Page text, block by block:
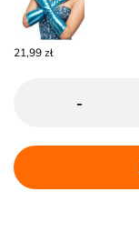
21,99 zł
-